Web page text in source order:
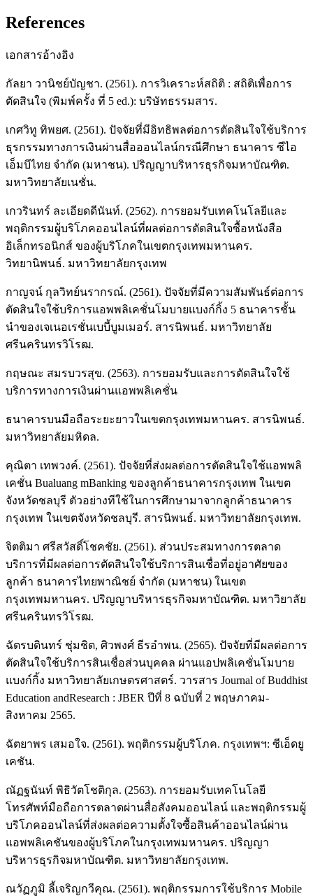
References
เอกสารอ้างอิง
กัลยา วานิชย์บัญชา. (2561). การวิเคราะห์สถิติ : สถิติเพื่อการ
ตัดสินใจ (พิมพ์ครั้ง ที่ 5 ed.): บริษัทธรรมสาร.
เกศวิทู ทิพยศ. (2561). ปัจจัยที่มีอิทธิพลต่อการตัดสินใจใช้บริการ
ธุรกรรมทางการเงินผ่านสื่อออนไลน์กรณีศึกษา ธนาคาร ซีไอ
เอ็มบีไทย จำกัด (มหาชน). ปริญญาบริหารธุรกิจมหาบัณฑิต.
มหาวิทยาลัยเนชั่น.
เกวรินทร์ ละเอียดดีนันท์. (2562). การยอมรับเทคโนโลยีและ
พฤติกรรมผู้บริโภคออนไลน์ที่ผลต่อการตัดสินใจซื้อหนังสือ
อิเล็กทรอนิกส์ ของผู้บริโภคในเขตกรุงเทพมหานคร.
วิทยานิพนธ์. มหาวิทยาลัยกรุงเทพ
กาญจน์ กุลวิทย์นรากรณ์. (2561). ปัจจัยที่มีความสัมพันธ์ต่อการ
ตัดสินใจใช้บริการแอพพลิเคชั่นโมบายแบงก์กิ้ง 5 ธนาคารชั้น
นำของเจเนอเรชั่นเบบี้บูมเมอร์. สารนิพนธ์. มหาวิทยาลัย
ศรีนครินทรวิโรฒ.
กฤษณะ สมรบวรสุข. (2563). การยอมรับและการตัดสินใจใช้
บริการทางการเงินผ่านแอพพลิเคชั่น
ธนาคารบนมือถือระยะยาวในเขตกรุงเทพมหานคร. สารนิพนธ์.
มหาวิทยาลัยมหิดล.
คุณิตา เทพวงค์. (2561). ปัจจัยที่ส่งผลต่อการตัดสินใจใช้แอพพลิ
เคชั่น Bualuang mBanking ของลูกค้าธนาคารกรุงเทพ ในเขต
จังหวัดชลบุรี ตัวอย่างทีใช้ในการศึกษามาจากลูกค้าธนาคาร
กรุงเทพ ในเขตจังหวัดชลบุรี. สารนิพนธ์. มหาวิทยาลัยกรุงเทพ.
จิตติมา ศรีสวัสดิ์โชคชัย. (2561). ส่วนประสมทางการตลาด
บริการที่มีผลต่อการตัดสินใจใช้บริการสินเชื่อที่อยู่อาศัยของ
ลูกค้า ธนาคารไทยพาณิชย์ จำกัด (มหาชน) ในเขต
กรุงเทพมหานคร. ปริญญาบริหารธุรกิจมหาบัณฑิต. มหาวิยาลัย
ศรีนครินทรวิโรฒ.
ฉัตรบดินทร์ ชุ่มชิต, ศิวพงศ์ ธีรอําพน. (2565). ปัจจัยที่มีผลต่อการ
ตัดสินใจใช้บริการสินเชื่อส่วนบุคคล ผ่านแอปพลิเคชั่นโมบาย
แบงก์กิ้ง มหาวิทยาลัยเกษตรศาสตร์. วารสาร Journal of Buddhist
Education andResearch : JBER ปีที่ 8 ฉบับที่ 2 พฤษภาคม-
สิงหาคม 2565.
ฉัตยาพร เสมอใจ. (2561). พฤติกรรมผู้บริโภค. กรุงเทพฯ: ซีเอ็ดยู
เคชัน.
ณัฏฐนันท์ พิธิวัตโชติกุล. (2563). การยอมรับเทคโนโลยี
โทรศัพท์มือถือการตลาดผ่านสื่อสังคมออนไลน์ และพฤติกรรมผู้
บริโภคออนไลน์ที่ส่งผลต่อความตั้งใจซื้อสินค้าออนไลน์ผ่าน
แอพพลิเคชันของผู้บริโภคในกรุงเทพมหานคร. ปริญญา
บริหารธุรกิจมหาบัณฑิต. มหาวิทยาลัยกรุงเทพ.
ณวัฏภูมิ ลี้เจริญกวีคุณ. (2561). พฤติกรรมการใช้บริการ Mobile